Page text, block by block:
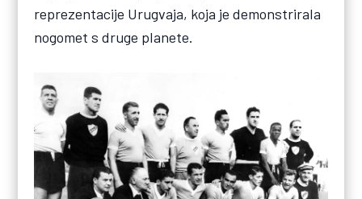
reprezentacije Urugvaja, koja je demonstrirala
nogomet s druge planete.